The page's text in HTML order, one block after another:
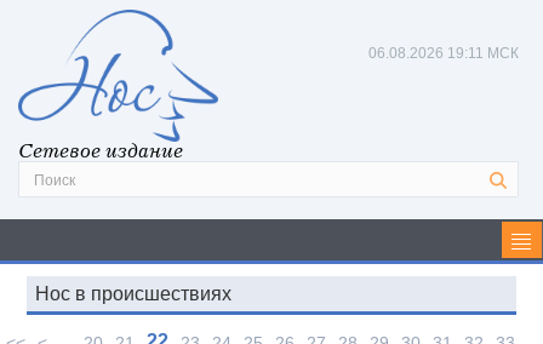
Сетевое издание
06.08.2026 19:11 МСК
Нос в происшествиях